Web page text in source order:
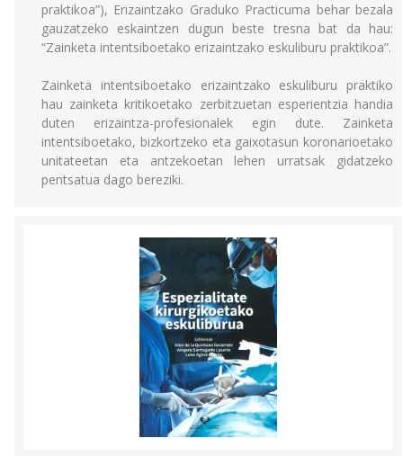
praktikoa”), Erizaintzako Graduko Practicuma behar bezala
gauzatzeko eskaintzen dugun beste tresna bat da hau:
“Zainketa intentsiboetako erizaintzako eskuliburu praktikoa”.
Zainketa intentsiboetako erizaintzako eskuliburu praktiko
hau zainketa kritikoetako zerbitzuetan esperientzia handia
duten erizaintza-profesionalek egin dute. Zainketa
intentsiboetako, bizkortzeko eta gaixotasun koronarioetako
unitateetan eta antzekoetan lehen urratsak gidatzeko
pentsatua dago bereziki.